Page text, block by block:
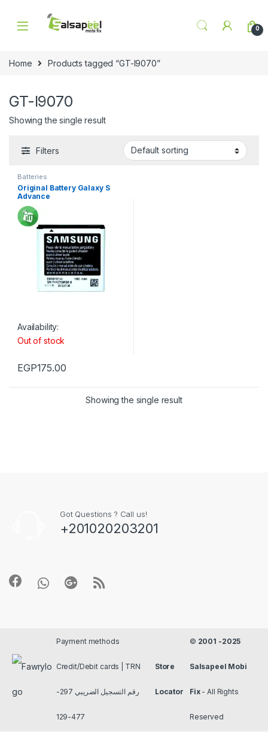
0
Home Products tagged “GT-I9070”
GT-I9070
Showing the single result
Filters
Batteries
Original Battery Galaxy S
Advance
Availability:
Out of stock
EGP175.00
Showing the single result
Got Questions ? Call us!
+201020203201
Payment methods
Credit/Debit cards | TRN
رقم التسجيل الضريبي 297-
477-129
Store
Locator
© 2001 -2025
Salsapeel Mobi
Fix- All Rights
Reserved